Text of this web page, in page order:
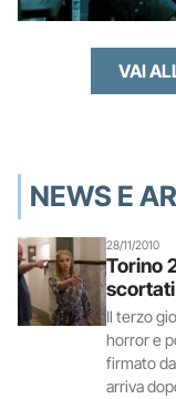
VAI
NEWS E
28/11/2010
Torino
Il terzo
horror e
firmato
arriva